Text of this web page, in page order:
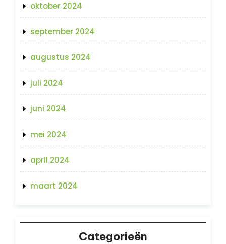
oktober 2024
september 2024
augustus 2024
juli 2024
juni 2024
mei 2024
april 2024
maart 2024
Categorieën